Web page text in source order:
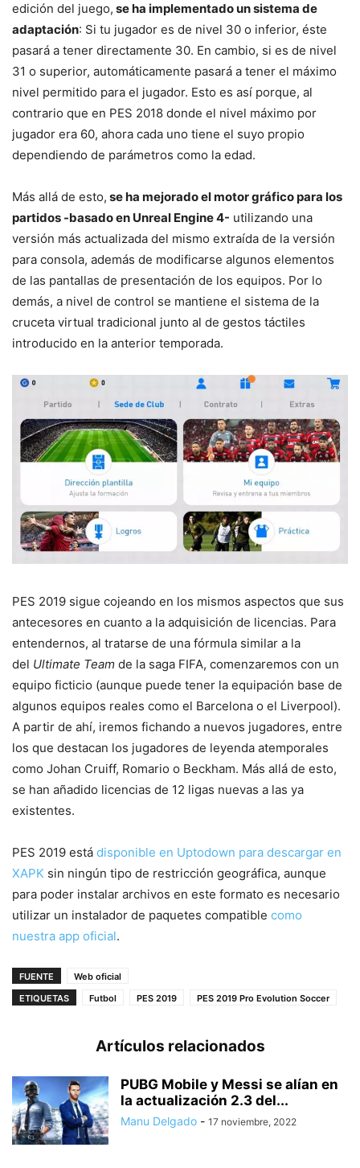
edición del juego, se ha implementado un sistema de
adaptación: Si tu jugador es de nivel 30 o inferior, éste
pasará a tener directamente 30. En cambio, si es de nivel
31 o superior, automáticamente pasará a tener el máximo
nivel permitido para el jugador. Esto es así porque, al
contrario que en PES 2018 donde el nivel máximo por
jugador era 60, ahora cada uno tiene el suyo propio
dependiendo de parámetros como la edad.
Más allá de esto, se ha mejorado el motor gráfico para los
partidos -basado en Unreal Engine 4- utilizando una
versión más actualizada del mismo extraída de la versión
para consola, además de modificarse algunos elementos
de las pantallas de presentación de los equipos. Por lo
demás, a nivel de control se mantiene el sistema de la
cruceta virtual tradicional junto al de gestos táctiles
introducido en la anterior temporada.
PES 2019 sigue cojeando en los mismos aspectos que sus
antecesores en cuanto a la adquisición de licencias. Para
entendernos, al tratarse de una fórmula similar a la
del Ultimate Team de la saga FIFA, comenzaremos con un
equipo ficticio (aunque puede tener la equipación base de
algunos equipos reales como el Barcelona o el Liverpool).
A partir de ahí, iremos fichando a nuevos jugadores, entre
los que destacan los jugadores de leyenda atemporales
como Johan Cruiff, Romario o Beckham. Más allá de esto,
se han añadido licencias de 12 ligas nuevas a las ya
existentes.
PES 2019 está disponible en Uptodown para descargar en
XAPK sin ningún tipo de restricción geográfica, aunque
para poder instalar archivos en este formato es necesario
utilizar un instalador de paquetes compatible como
nuestra app oficial.
FUENTE
Web oficial
ETIQUETAS
Futbol PES 2019 PES 2019 Pro Evolution Soccer
Artículos relacionados
PUBG Mobile y Messi se alían en
la actualización 2.3 del...
Manu Delgado - 17 noviembre, 2022